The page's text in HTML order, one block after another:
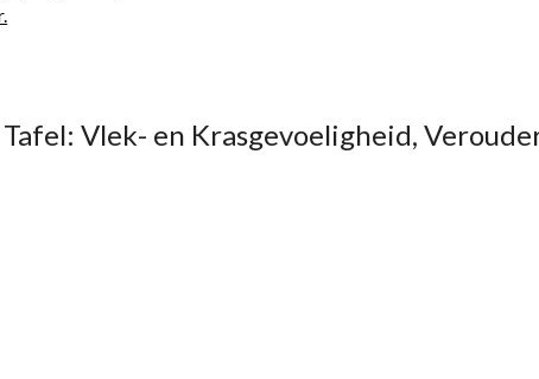
Vlek- en Krasgevoeligheid,